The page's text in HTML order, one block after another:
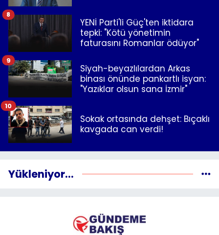
YENİ Parti'li Güç'ten iktidara
tepki: "Kötü yönetimin
faturasını Romanlar ödüyor"
8
Siyah-beyazlılardan Arkas
binası önünde pankartlı isyan:
"Yazıklar olsun sana İzmir"
9
Sokak ortasında dehşet: Bıçaklı
kavgada can verdi!
10
Yükleniyor...